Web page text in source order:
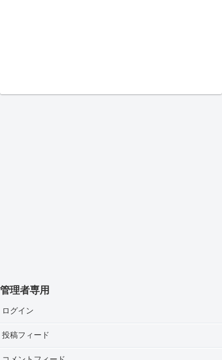
管理者専用
ログイン
投稿フィード